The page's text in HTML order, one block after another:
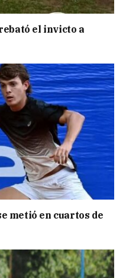
el invicto a
metió en cuartos de